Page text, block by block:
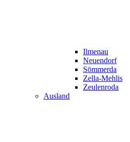
Ilmenau
Neuendorf
Sömmerda
Zella-Mehlis
Zeulenroda
Ausland